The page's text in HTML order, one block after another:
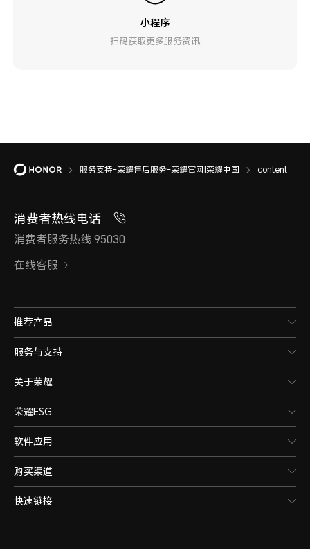
小程序
扫码获取更多服务资讯
服务支持-荣耀售后服务-荣耀官网|荣耀中国 content
消费者热线电话
消费者服务热线 95030
在线客服
推荐产品
服务与支持
关于荣耀
荣耀ESG
软件应用
购买渠道
快速链接